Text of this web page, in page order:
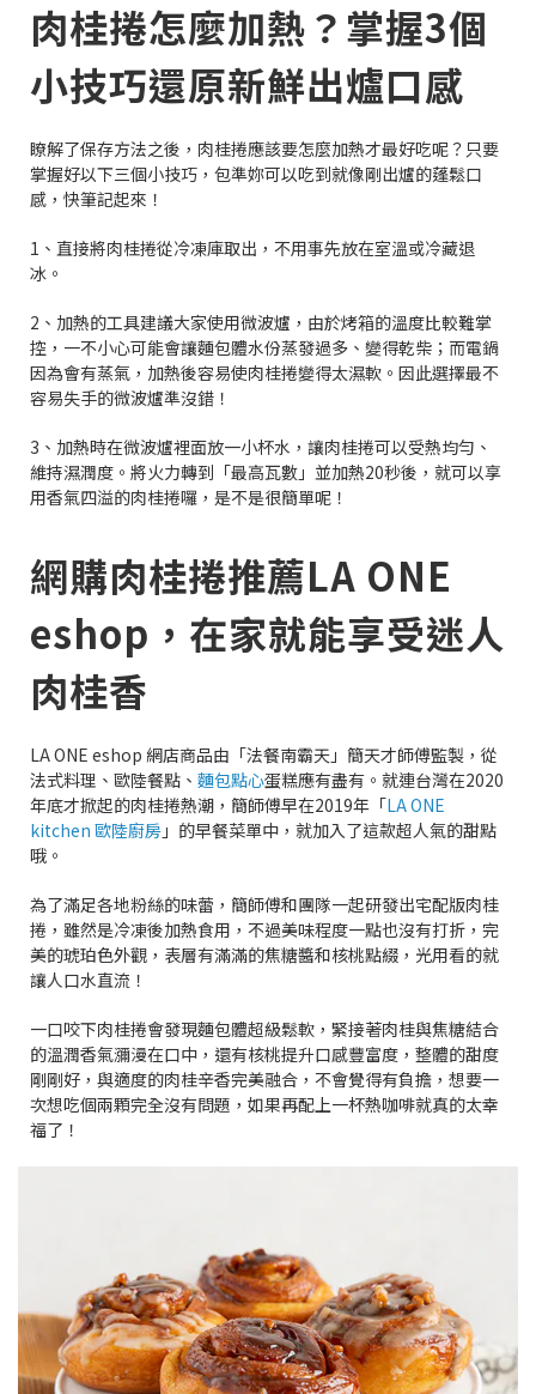
肉桂捲怎麼加熱？掌握3個
小技巧還原新鮮出爐口感
瞭解了保存方法之後，肉桂捲應該要怎麼加熱才最好吃呢？只要
掌握好以下三個小技巧，包準妳可以吃到就像剛出爐的蓬鬆口
感，快筆記起來！
1、直接將肉桂捲從冷凍庫取出，不用事先放在室溫或冷藏退
冰。
2、加熱的工具建議大家使用微波爐，由於烤箱的溫度比較難掌
控，一不小心可能會讓麵包體水份蒸發過多、變得乾柴；而電鍋
因為會有蒸氣，加熱後容易使肉桂捲變得太濕軟。因此選擇最不
容易失手的微波爐準沒錯！
3、加熱時在微波爐裡面放一小杯水，讓肉桂捲可以受熱均勻、
維持濕潤度。將火力轉到「最高瓦數」並加熱20秒後，就可以享
用香氣四溢的肉桂捲囉，是不是很簡單呢！
網購肉桂捲推薦LA ONE
eshop，在家就能享受迷人
肉桂香
LA ONE eshop 網店商品由「法餐南霸天」簡天才師傅監製，從
法式料理、歐陸餐點、 麵包點心蛋糕應有盡有。就連台灣在2020
年底才掀起的肉桂捲熱潮，簡師傅早在2019年「LA ONE
kitchen 歐陸廚房 」的早餐菜單中，就加入了這款超人氣的甜點
哦。
為了滿足各地粉絲的味蕾，簡師傅和團隊一起研發出宅配版肉桂
捲，雖然是冷凍後加熱食用，不過美味程度一點也沒有打折，完
美的琥珀色外觀，表層有滿滿的焦糖醬和核桃點綴，光用看的就
讓人口水直流！
一口咬下肉桂捲會發現麵包體超級鬆軟，緊接著肉桂與焦糖結合
的溫潤香氣瀰漫在口中，還有核桃提升口感豐富度，整體的甜度
剛剛好，與適度的肉桂辛香完美融合，不會覺得有負擔，想要一
次想吃個兩顆完全沒有問題，如果再配上一杯熱咖啡就真的太幸
福了！